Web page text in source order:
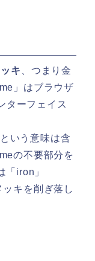
キ
、つまり金
」はブラウザ
ターフェイス
いう意味は含
の不要部分を
「iron」
キを削ぎ落し